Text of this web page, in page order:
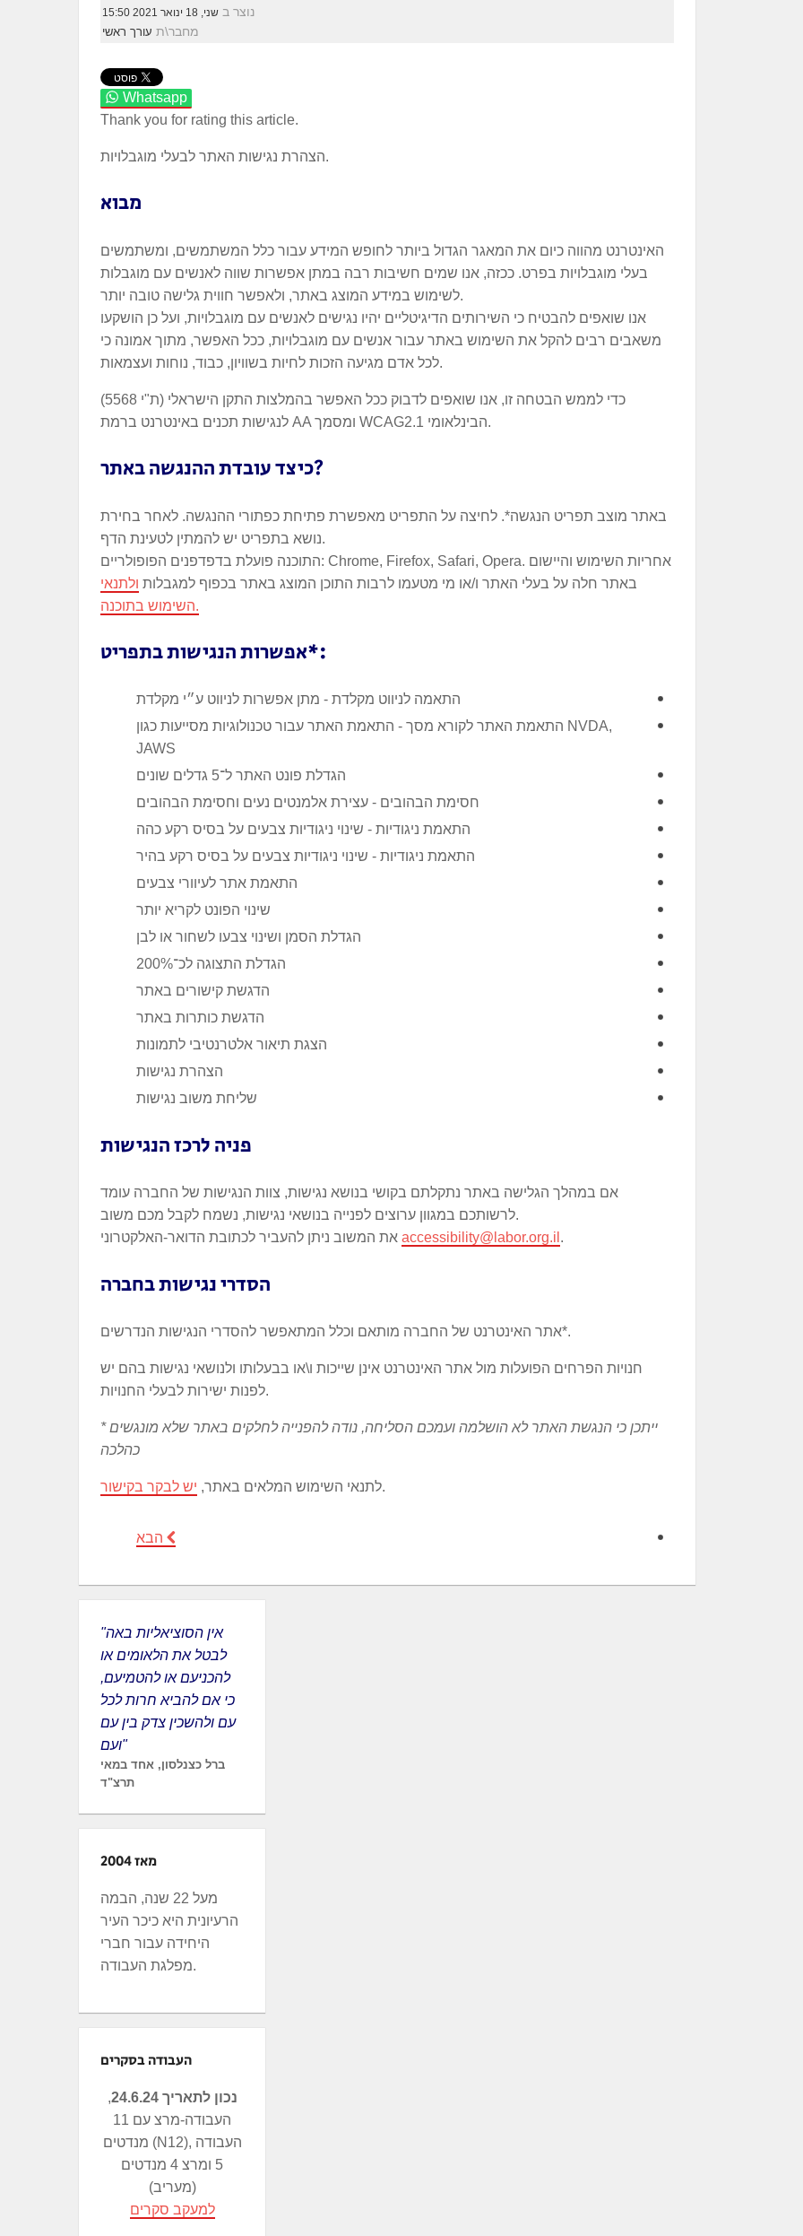
נוצר ב שני, 18 ינואר 2021 15:50
מחבר\ת עורך ראשי
Whatsapp
Thank you for rating this article.
הצהרת נגישות האתר לבעלי מוגבלויות.
מבוא
האינטרנט מהווה כיום את המאגר הגדול ביותר לחופש המידע עבור כלל המשתמשים, ומשתמשים
בעלי מוגבלויות בפרט. ככזה, אנו שמים חשיבות רבה במתן אפשרות שווה לאנשים עם מוגבלות
לשימוש במידע המוצג באתר, ולאפשר חווית גלישה טובה יותר.
אנו שואפים להבטיח כי השירותים הדיגיטליים יהיו נגישים לאנשים עם מוגבלויות, ועל כן הושקעו
משאבים רבים להקל את השימוש באתר עבור אנשים עם מוגבלויות, ככל האפשר, מתוך אמונה כי
לכל אדם מגיעה הזכות לחיות בשוויון, כבוד, נוחות ועצמאות.
כדי לממש הבטחה זו, אנו שואפים לדבוק ככל האפשר בהמלצות התקן הישראלי (ת"י 5568)
לנגישות תכנים באינטרנט ברמת AA ומסמך WCAG2.1 הבינלאומי.
כיצד עובדת ההנגשה באתר?
באתר מוצב תפריט הנגשה*. לחיצה על התפריט מאפשרת פתיחת כפתורי ההנגשה. לאחר בחירת
נושא בתפריט יש להמתין לטעינת הדף.
התוכנה פועלת בדפדפנים הפופולריים: Chrome, Firefox, Safari, Opera. אחריות השימוש והיישום
באתר חלה על בעלי האתר ו/או מי מטעמו לרבות התוכן המוצג באתר בכפוף למגבלות ולתנאי
השימוש בתוכנה.
אפשרות הנגישות בתפריט*:
התאמה לניווט מקלדת - מתן אפשרות לניווט ע״י מקלדת
התאמת האתר לקורא מסך - התאמת האתר עבור טכנולוגיות מסייעות כגון NVDA,
JAWS
הגדלת פונט האתר ל־5 גדלים שונים
חסימת הבהובים - עצירת אלמנטים נעים וחסימת הבהובים
התאמת ניגודיות - שינוי ניגודיות צבעים על בסיס רקע כהה
התאמת ניגודיות - שינוי ניגודיות צבעים על בסיס רקע בהיר
התאמת אתר לעיוורי צבעים
שינוי הפונט לקריא יותר
הגדלת הסמן ושינוי צבעו לשחור או לבן
הגדלת התצוגה לכ־200%
הדגשת קישורים באתר
הדגשת כותרות באתר
הצגת תיאור אלטרנטיבי לתמונות
הצהרת נגישות
שליחת משוב נגישות
פניה לרכז הנגישות
אם במהלך הגלישה באתר נתקלתם בקושי בנושא נגישות, צוות הנגישות של החברה עומד
לרשותכם במגוון ערוצים לפנייה בנושאי נגישות, נשמח לקבל מכם משוב.
accessibility@labor.org.il .
הסדרי נגישות בחברה
אתר האינטרנט של החברה מותאם וכלל המתאפשר להסדרי הנגישות הנדרשים*.
חנויות הפרחים הפועלות מול אתר האינטרנט אינן שייכות ו\או בבעלותו ולנושאי נגישות בהם יש
לפנות ישירות לבעלי החנויות.
* ייתכן כי הנגשת האתר לא הושלמה ועמכם הסליחה, נודה להפנייה לחלקים באתר שלא מונגשים
כהלכה
לתנאי השימוש המלאים באתר, יש לבקר בקישור .
הבא
"אין הסוציאליות באה
לבטל את הלאומים או
להכניעם או להטמיעם,
כי אם להביא חרות לכל
עם ולהשכין צדק בין עם
ועם"
ברל כצנלסון, אחד במאי
תרצ"ד
מאז 2004
מעל 22 שנה, הבמה
הרעיונית היא כיכר העיר
היחידה עבור חברי
מפלגת העבודה.
העבודה בסקרים
נכון לתאריך 24.6.24
,
העבודה-מרצ עם 11
מנדטים (N12), העבודה
5 ומרצ 4 מנדטים
(מעריב)
למעקב סקרים